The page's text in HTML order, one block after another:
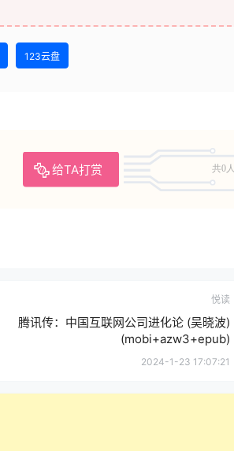
123云盘
给TA打赏 共0人
悦读
腾讯传：中国互联网公司进化论 (吴晓波)
(mobi+azw3+epub)
2024-1-23 17:07:21